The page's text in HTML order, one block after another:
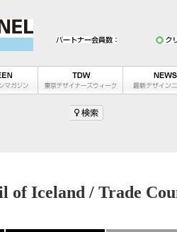
of Iceland / Trade